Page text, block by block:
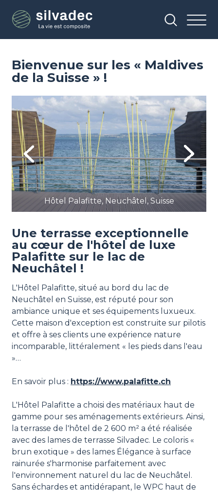
contenu
Bienvenue sur les « Maldives
de la Suisse » !
Previous
Image
Hôtel Palafitte, Neuchâtel, Suisse
Next
Une terrasse exceptionnelle
au cœur de l'hôtel de luxe
Palafitte sur le lac de
Neuchâtel !
L'Hôtel Palafitte, situé au bord du lac de
Neuchâtel en Suisse, est réputé pour son
ambiance unique et ses équipements luxueux.
Cette maison d'exception est construite sur pilotis
et offre à ses clients une expérience nature
incomparable, littéralement « les pieds dans l'eau
»…
En savoir plus : https://www.palafitte.ch
L'Hôtel Palafitte a choisi des matériaux haut de
gamme pour ses aménagements extérieurs. Ainsi,
la terrasse de l'hôtel de 2 600 m² a été réalisée
avec des lames de terrasse Silvadec. Le coloris «
brun exotique » des lames Élégance à surface
rainurée s'harmonise parfaitement avec
l'environnement naturel du lac de Neuchâtel.
Sans échardes et antidérapant, le WPC haut de